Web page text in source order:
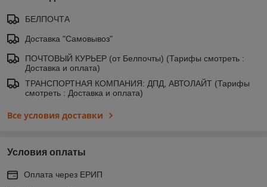
БЕЛПОЧТА
Доставка "Самовывоз"
ПОЧТОВЫЙ КУРЬЕР (от Белпочты) (Тарифы смотреть :
Доставка и оплата)
ТРАНСПОРТНАЯ КОМПАНИЯ: ДПД, АВТОЛАЙТ (Тарифы
смотреть : Доставка и оплата)
Все условия доставки
Условия оплаты
Оплата через ЕРИП